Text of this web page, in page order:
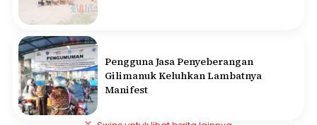
Pengguna Jasa Penyeberangan
Gilimanuk Keluhkan Lambatnya
Manifest